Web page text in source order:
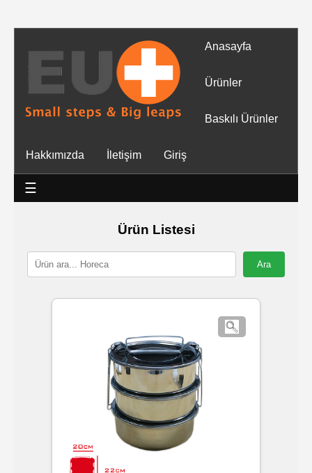
Anasayfa
Ürünler
Baskılı Ürünler
Hakkımızda İletişim Giriş
☰
Tüm
Ürünler
Mendiller
Baskılı
Rulo
Mendil
Islak
Havlu
Doublex
Triplex
Mendiller
Ürün Listesi